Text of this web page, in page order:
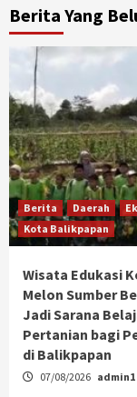
Berita Yang
Berita Daerah
Kota Balikpapan
Wisata Edukasi
Melon Sumber
Jadi Sarana
Pertanian bagi
di Balikpapan
07/08/2026 admin1